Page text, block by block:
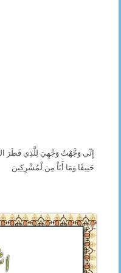
إِنِّي وَجَّهْتُ وَجْهِيَ لِلَّذِي فَطَرَ
حَنِيفًا وَمَا أَنَاْ مِنَ لْمُشْرِكِينَ